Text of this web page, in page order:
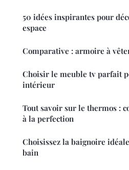
50 idées inspirantes pour
espace
Comparative : armoire à
Choisir le meuble tv parfait
intérieur
Tout savoir sur le thermos :
à la perfection
Choisissez la baignoire
bain